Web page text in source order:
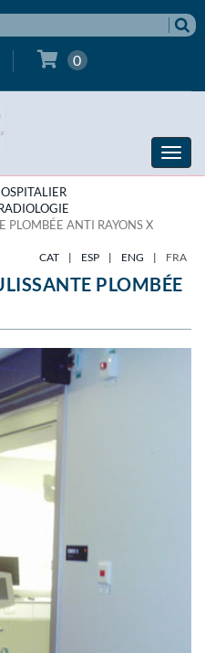
0
Toggle
PLOMBÉE ANTI RAYONS X
CAT | ESP | ENG | FRA
PLOMBÉE